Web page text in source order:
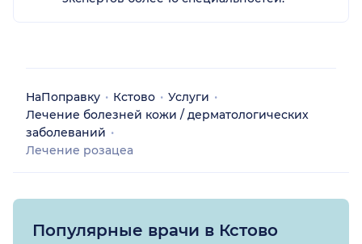
НаПоправку Кстово
Услуги
Лечение болезней кожи / дерматологических
заболеваний
Лечение розацеа
Популярные врачи в Кстово